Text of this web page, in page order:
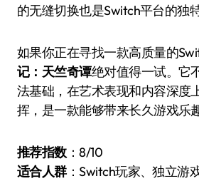
的无缝切换也是Switch平台的独
如果你正在寻找一款高质量的
记：天竺奇谭绝对值得一试。它
法基础，在艺术表现和内容深度
挥，是一款能够带来长久游戏乐
推荐指数：8/10
适合人群：Switch玩家、独立游